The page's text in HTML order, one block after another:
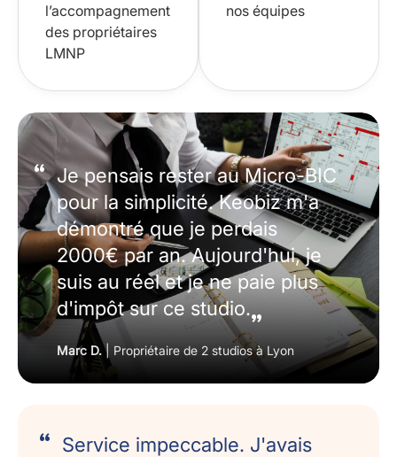
l’accompagnement
des propriétaires
LMNP
nos équipes
Je pensais rester au Micro-BIC
pour la simplicité. Keobiz m'a
démontré que je perdais
2000€ par an. Aujourd'hui, je
suis au réel et je ne paie plus
d'impôt sur ce studio.
Marc D. | Propriétaire de 2 studios à Lyon
Service impeccable. J'avais